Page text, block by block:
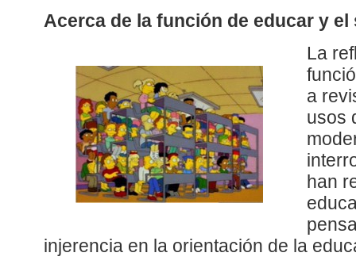
Acerca de la función de educar y
La
a
usos
han
injerencia en la orientación de la